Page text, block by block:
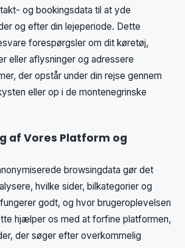
og bookingsdata til at yde
og efter din lejeperiode. Dette
forespørgsler om dit køretøj,
eller aflysninger og adressere
der opstår under din rejse gennem
eller op i de montenegrinske
af Vores Platform og
browsingdata gør det
hvilke sider, bilkategorier og
godt, og hvor brugeroplevelsen
hjælper os med at forfine platformen,
der søger efter overkommelig